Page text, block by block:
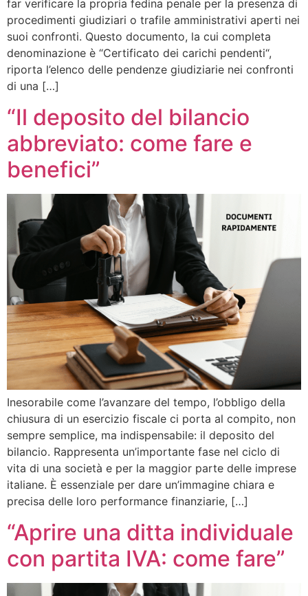
far verificare la propria fedina penale per la presenza di
procedimenti giudiziari o trafile amministrativi aperti nei
suoi confronti. Questo documento, la cui completa
denominazione è “Certificato dei carichi pendenti“,
riporta l’elenco delle pendenze giudiziarie nei confronti
di una […]
“Il deposito del bilancio
abbreviato: come fare e
benefici”
Inesorabile come l’avanzare del tempo, l’obbligo della
chiusura di un esercizio fiscale ci porta al compito, non
sempre semplice, ma indispensabile: il deposito del
bilancio. Rappresenta un’importante fase nel ciclo di
vita di una società e per la maggior parte delle imprese
italiane. È essenziale per dare un’immagine chiara e
precisa delle loro performance finanziarie, […]
“Aprire una ditta individuale
con partita IVA: come fare”